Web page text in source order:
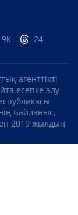
9k 24
агенттікті
есепке алу
Байланыс,
2019 жылдың